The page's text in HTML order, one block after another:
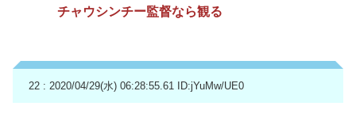
チャウシンチー監督なら観る
22 : 2020/04/29(水) 06:28:55.61 ID:jYuMw/UE0